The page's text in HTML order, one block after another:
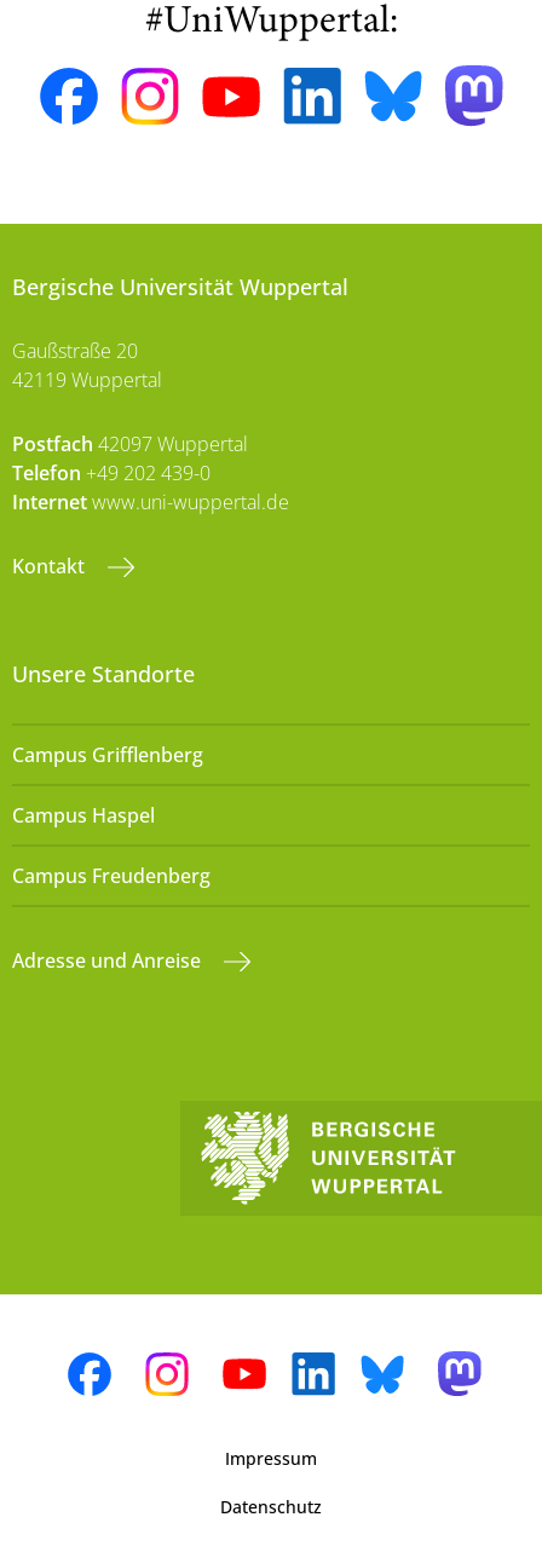
#UniWuppertal:
Bergische Universität Wuppertal
Gaußstraße 20
42119 Wuppertal
Postfach 42097 Wuppertal
Telefon +49 202 439-0
Internetwww.uni-wuppertal.de
Kontakt
Unsere Standorte
Campus Grifflenberg
Campus Haspel
Campus Freudenberg
Adresse und Anreise
Impressum
Datenschutz